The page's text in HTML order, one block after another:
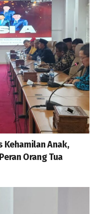
Kehamilan Anak,
Orang Tua